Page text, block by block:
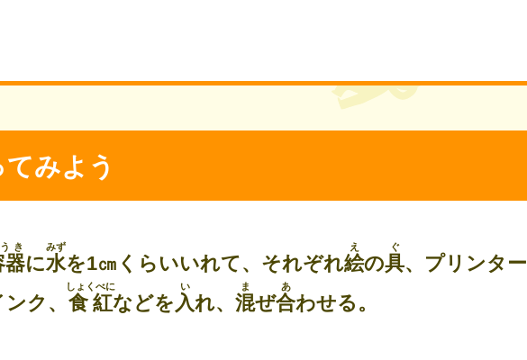
みよう
器
き
に水
みず
を1㎝くらいいれて、それぞれ絵
え
の具
ぐ
、プリンター
ク、 食紅
しょくべに
などを入
い
れ、 混
ま
ぜ合
あ
わせる。